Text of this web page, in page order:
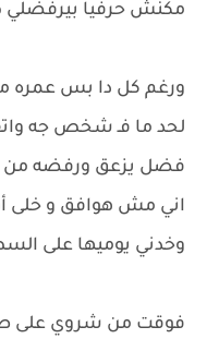
مكنش حرفيا
ورغم كل دا بس عمره
لحد ما فـ شخص جه
فضل يزعق ورفضه من
اني مش هوافق و خلى
وخدني يوميها على
فوقت من شروي على